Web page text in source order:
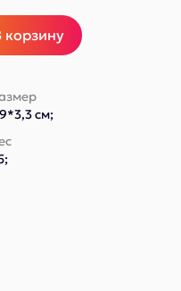
корзину
см;